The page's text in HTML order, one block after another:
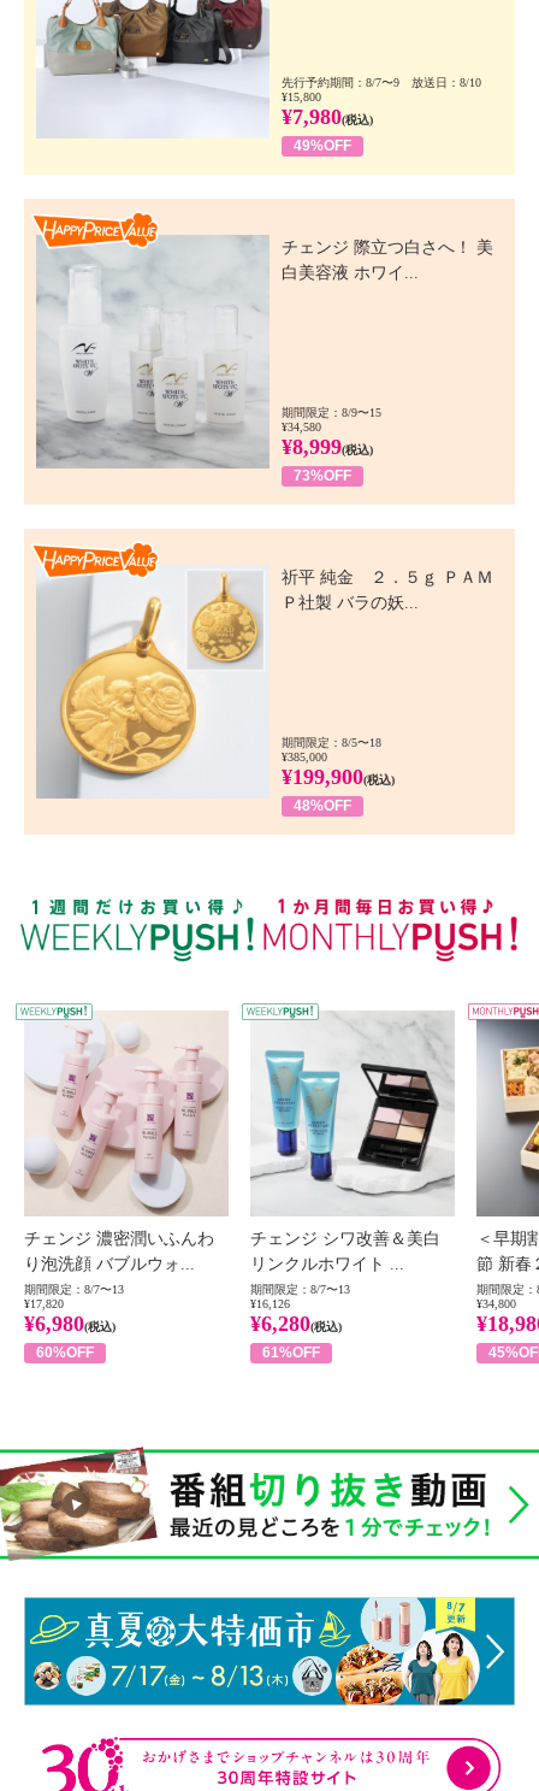
先行予約期間：8/7〜9 放送日：8/10
¥15,800
¥7,980(税込)
49%OFF
チェンジ 際立つ白さへ！ 美
白美容液 ホワイ...
期間限定：8/9〜15
¥34,580
¥8,999(税込)
73%OFF
祈平 純金 ２．５ｇ ＰＡＭ
Ｐ社製 バラの妖...
期間限定：8/5〜18
¥385,000
¥199,900(税込)
48%OFF
WEEKLY PUSH
チェンジ 濃密潤いふんわ
り泡洗顔 バブルウォ...
期間限定：8/7〜13
¥17,820
¥6,980(税込)
60%OFF
チェンジ シワ改善＆美白
リンクルホワイト ...
期間限定：8/7〜13
¥16,126
¥6,280(税込)
61%OFF
＜早期
節 新春
期間限定：
¥34,800